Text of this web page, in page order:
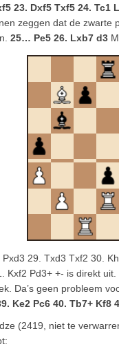
23. Dxf5 Txf5 24. Tc1
zeggen dat de
25… Pe5 26. Lxb7 d3
29. Txd3 Txf2 30.
Kxf2 Pd3+ +- is direkt uit.
Da’s geen probleem
Ke2 Pc6 40. Tb7+ Kf8
(2419, niet te